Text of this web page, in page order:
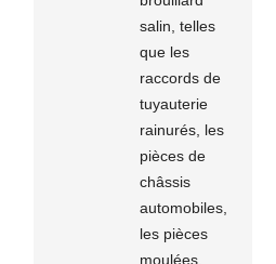
salin, telles
que les
raccords de
tuyauterie
rainurés, les
pièces de
châssis
automobiles,
les pièces
moulées,